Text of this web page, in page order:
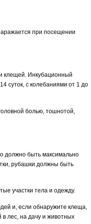
при посещении
клещей. Инкубационный
суток, с колебаниями от 1 до
болью, тошнотой,
должно быть максимально
рубашки должны быть
участки тела и одежду.
и, если обнаружите клеща,
лес, на дачу и животных